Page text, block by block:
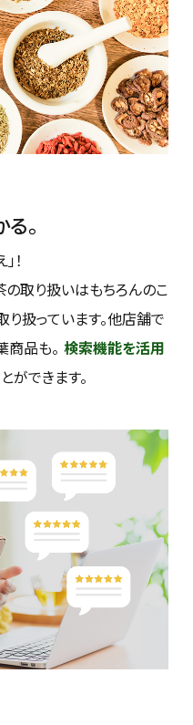
円
1000g
。
！
取り扱いはもちろんのこ
扱っています。他店舗で
品も。 検索機能を活用
ができます。